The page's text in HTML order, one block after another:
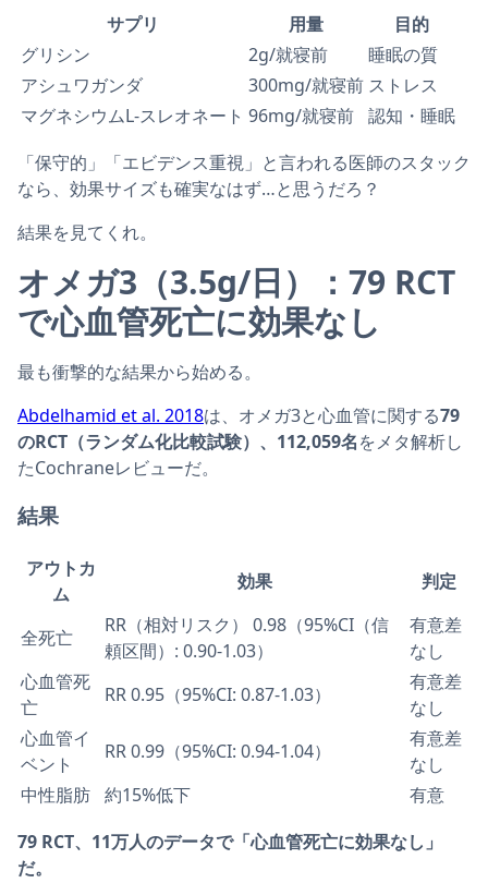
サプリ 用量
目的
グリシン
2g/就寝前
睡眠の質
アシュワガンダ
300mg/就寝前 ストレス
マグネシウムL-スレオネート 96mg/就寝前 認知・睡眠
「保守的」「エビデンス重視」と言われる医師のスタック
なら、効果サイズも確実なはず…と思うだろ？
結果を見てくれ。
オメガ3（3.5g/日）：79 RCT
で心血管死亡に効果なし
最も衝撃的な結果から始める。
Abdelhamid et al. 2018は、オメガ3と心血管に関する79
のRCT（ランダム化比較試験）、112,059名をメタ解析し
たCochraneレビューだ。
結果
アウトカ
ム
効果 判定
全死亡
RR（相対リスク） 0.98（95%CI（信
頼区間）: 0.90-1.03）
有意差
なし
心血管死
亡
RR 0.95（95%CI: 0.87-1.03）
有意差
なし
心血管イ
ベント
RR 0.99（95%CI: 0.94-1.04）
有意差
なし
中性脂肪 約15%低下
有意
79 RCT、11万人のデータで「心血管死亡に効果なし」
だ。